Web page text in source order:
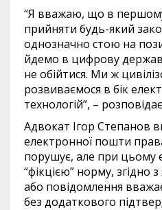
“Я вважаю, що в
прийняти будь-який
однозначно стою на
йдемо в цифрову
не обійтися. Ми ж
розвиваємося в бік
технологій”, –
Адвокат Ігор Степанов
електронної пошти
порушує, але при цьому
“фікцією” норму, згідно
або повідомлення
без додаткового